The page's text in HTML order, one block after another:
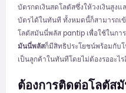
บัตรกดเงินสดโลตัสซึ่งให้วงเงินสูง
บัตรได้ในทันที ทั้งหมดนี้ก็สามารถเ
โลตัสมันนี่พลัส pantip เพื่อใช้ในกา
มันนี่พลัสก็มีสิทธิประโยชน์พร้อมกับ
เป็นลูกค้าในทันทีโดยไม่ต้องรออะไร
ต้องการติดต่อโลตัส